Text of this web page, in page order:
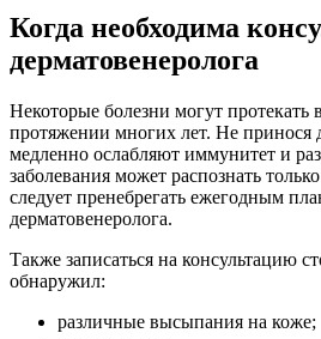
Когда необходима
дерматовенеролога
Некоторые болезни могут протекать
протяжении многих лет. Не принося
медленно ослабляют иммунитет и
заболевания может распознать
следует пренебрегать ежегодным
дерматовенеролога.
Также записаться на консультацию
обнаружил:
различные высыпания на коже;